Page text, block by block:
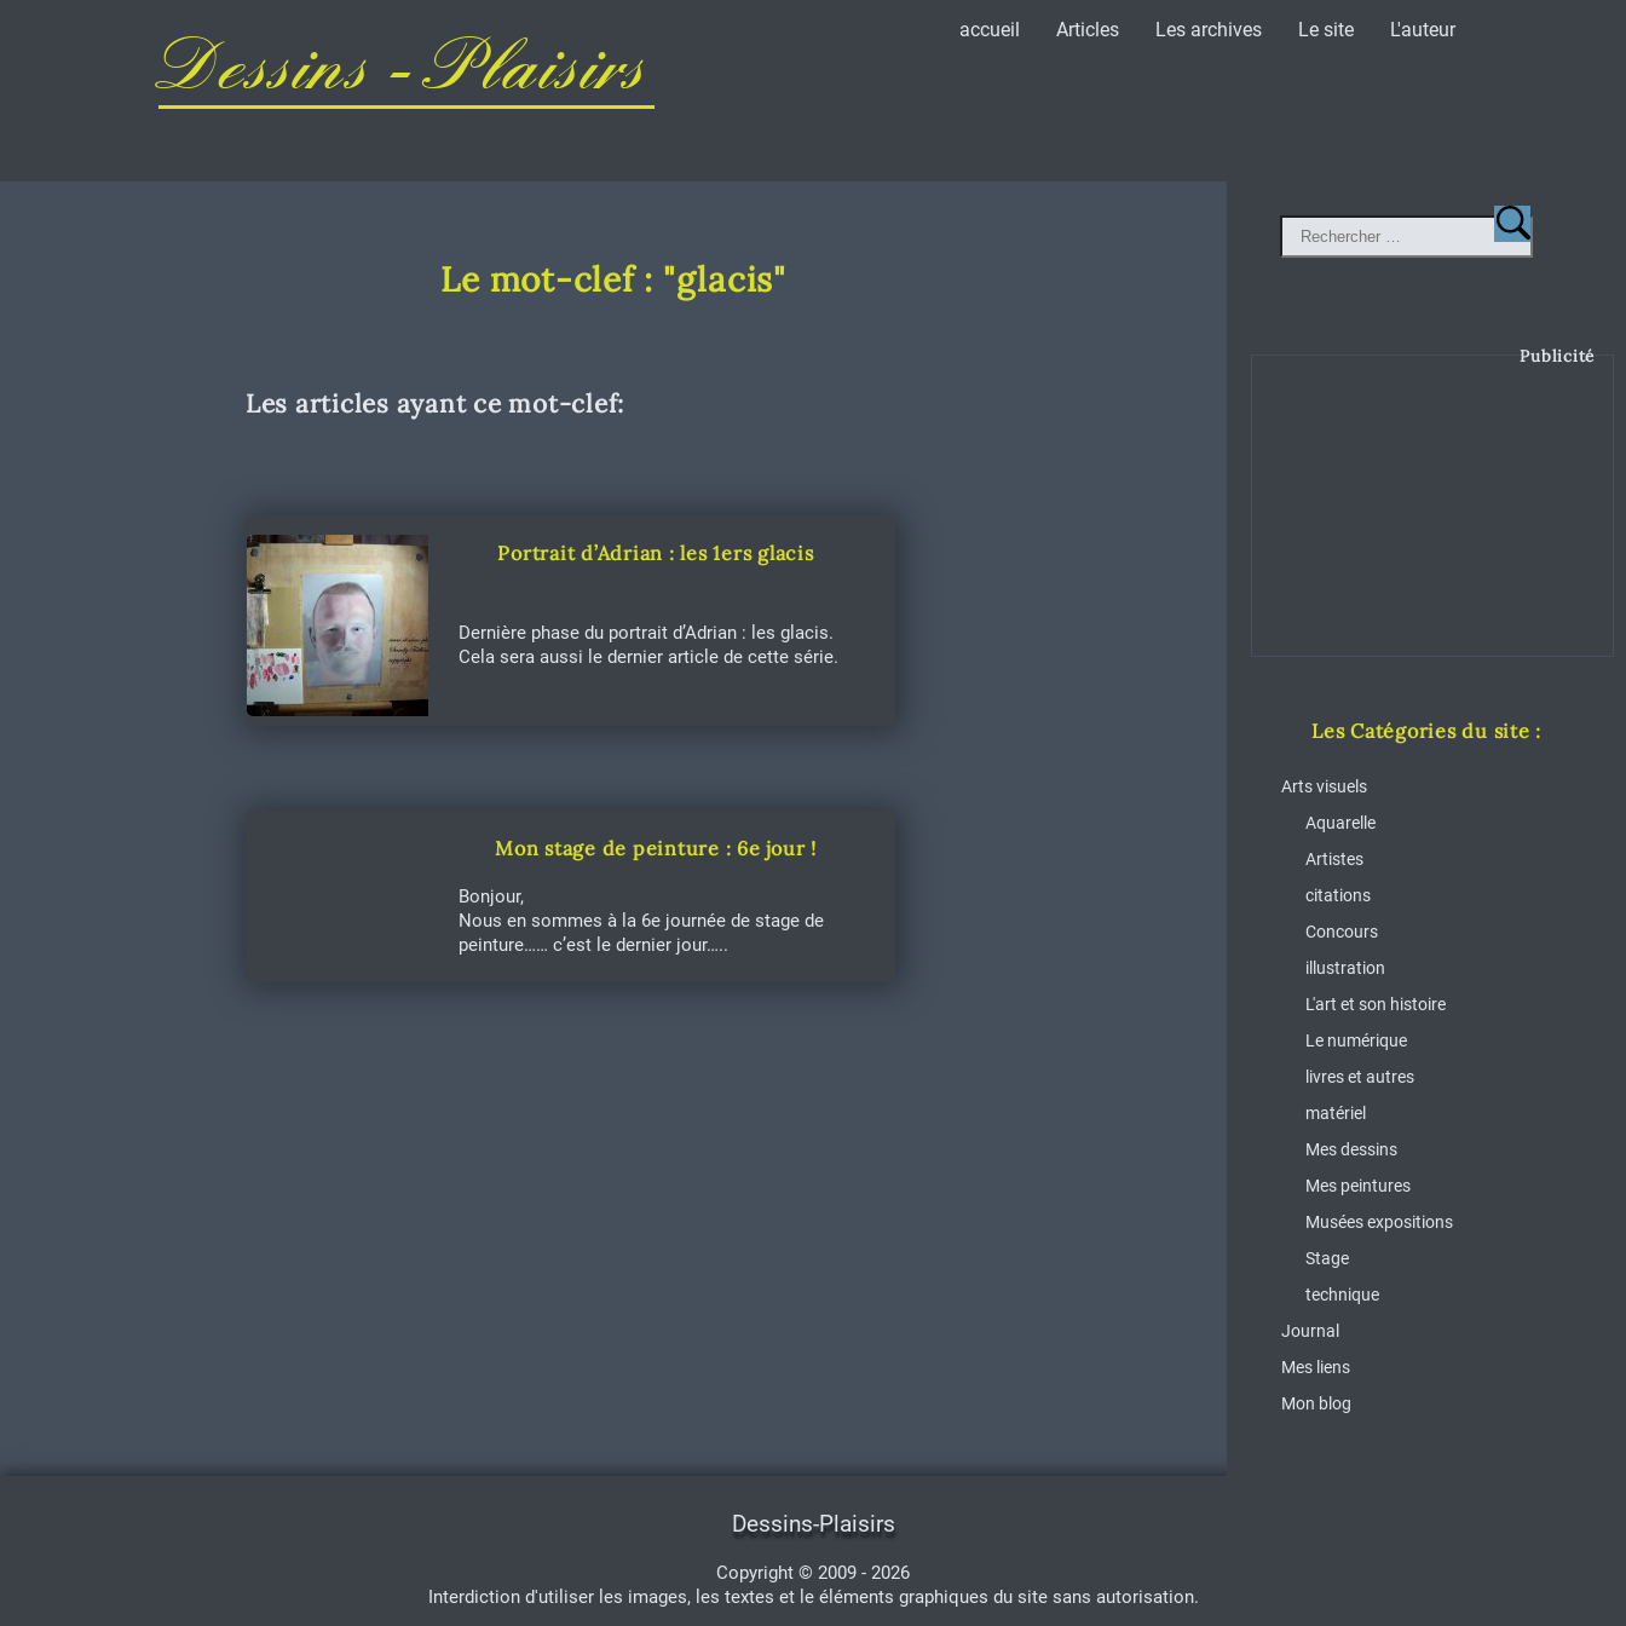
Dessins - Plaisirs
accueil Articles Les archives Le site L'auteur
Le mot-clef : "glacis"
Les articles ayant ce mot-clef:
Portrait d’Adrian : les 1ers glacis
Dernière phase du portrait d’Adrian : les glacis.
Cela sera aussi le dernier article de cette série.
Mon stage de peinture : 6e jour !
Bonjour,
Nous en sommes à la 6e journée de stage de
peinture…… c’est le dernier jour…..
Publicité
Les Catégories du site :
Arts visuels
Aquarelle
Artistes
citations
Concours
illustration
L'art et son histoire
Le numérique
livres et autres
matériel
Mes dessins
Mes peintures
Musées expositions
Stage
technique
Journal
Mes liens
Mon blog
Dessins-Plaisirs
Copyright © 2009 - 2026
Interdiction d'utiliser les images, les textes et le éléments graphiques du site sans autorisation.